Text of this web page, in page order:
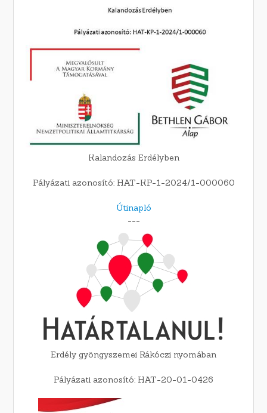
Kalandozás Erdélyben
Pályázati azonosító: HAT-KP-1-2024/1-000060
Útinapló
---
Erdély gyöngyszemei Rákóczi nyomában
Pályázati azonosító: HAT-20-01-0426